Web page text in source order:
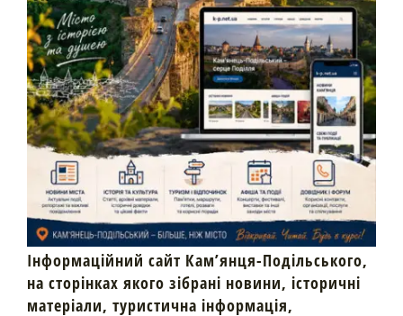
Інформаційний сайт Кам’янця-Подільського,
на сторінках якого зібрані новини, історичні
матеріали, туристична інформація,